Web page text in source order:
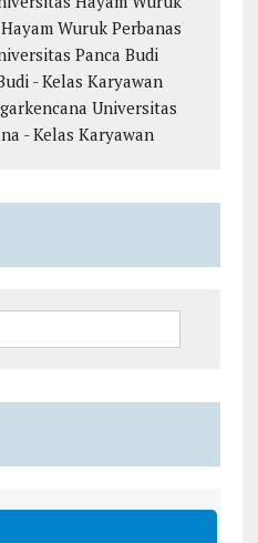
Wuruk Perbanas
Panca Budi
- Kelas Karyawan
Universitas
- Kelas Karyawan